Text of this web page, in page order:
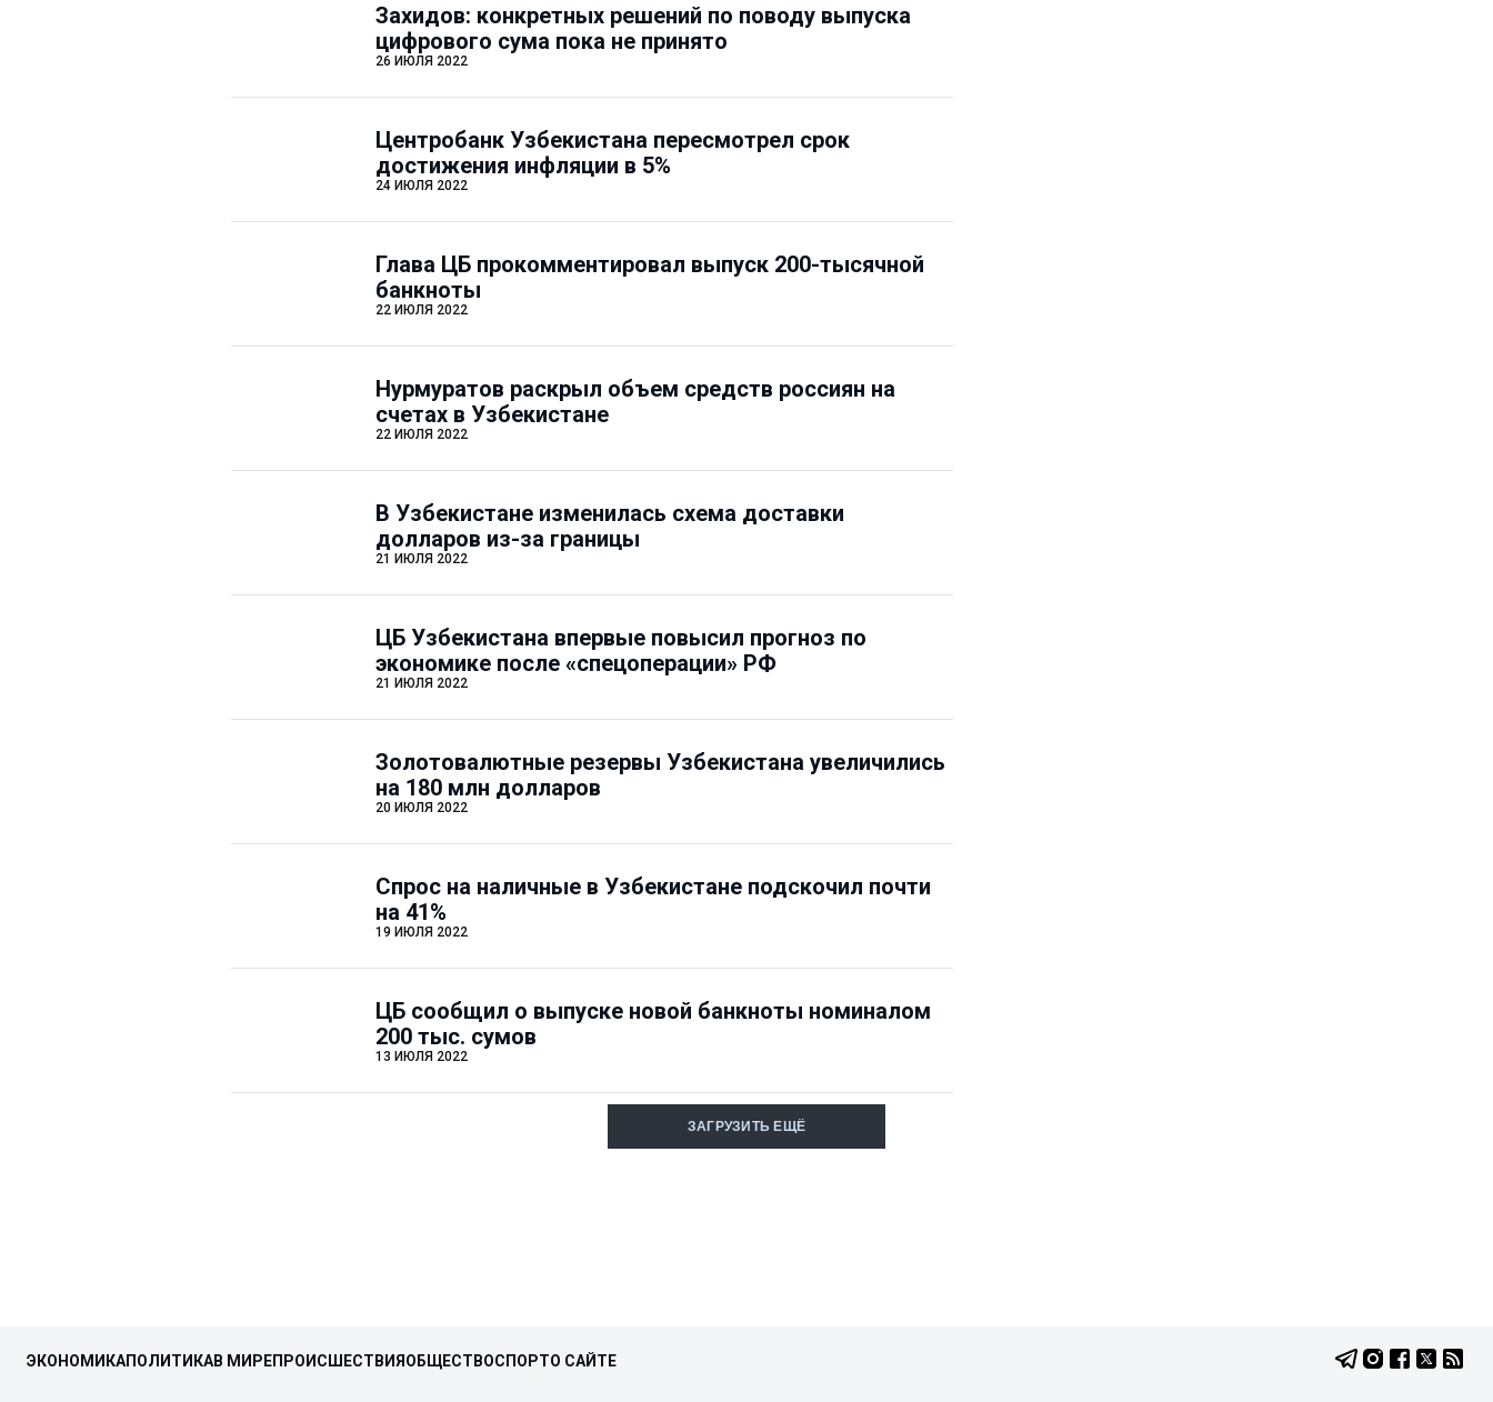
Захидов: конкретных решений по поводу выпуска
цифрового сума пока не принято
26 ИЮЛЯ 2022
Центробанк Узбекистана пересмотрел срок
достижения инфляции в 5%
24 ИЮЛЯ 2022
Глава ЦБ прокомментировал выпуск 200-тысячной
банкноты
22 ИЮЛЯ 2022
Нурмуратов раскрыл объем средств россиян на
счетах в Узбекистане
22 ИЮЛЯ 2022
В Узбекистане изменилась схема доставки
долларов из-за границы
21 ИЮЛЯ 2022
ЦБ Узбекистана впервые повысил прогноз по
экономике после «спецоперации» РФ
21 ИЮЛЯ 2022
Золотовалютные резервы Узбекистана увеличились
на 180 млн долларов
20 ИЮЛЯ 2022
Спрос на наличные в Узбекистане подскочил почти
на 41%
19 ИЮЛЯ 2022
ЦБ сообщил о выпуске новой банкноты номиналом
200 тыс. сумов
13 ИЮЛЯ 2022
ЗАГРУЗИТЬ ЕЩЁ
ЭКОНОМИКАПОЛИТИКАВ МИРЕПРОИСШЕСТВИЯ ОБЩЕСТВОСПОРТО САЙТЕ